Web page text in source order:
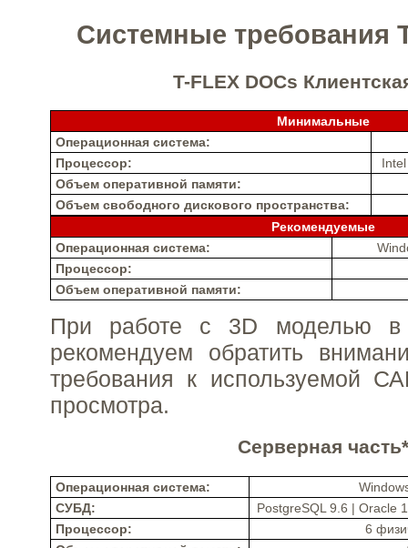
Системные требования
T-FLEX DOCs
Минимальные
Операционная система:
Процессор:
Объем оперативной памяти:
Объем свободного дискового пространства:
Рекомендуемые
Операционная система:
Процессор:
Объем оперативной памяти:
При работе с 3D моделью в
рекомендуем обратить
требования к используемой
просмотра.
Серверная часть*
Операционная система:
СУБД:
PostgreSQL 9.6 | Oracle
Процессор:
6